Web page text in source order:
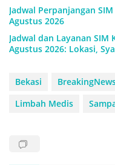
Jadwal Perpanjangan
Agustus 2026
Jadwal dan Layanan SIM
Agustus 2026: Lokasi,
Bekasi
Limbah Medis